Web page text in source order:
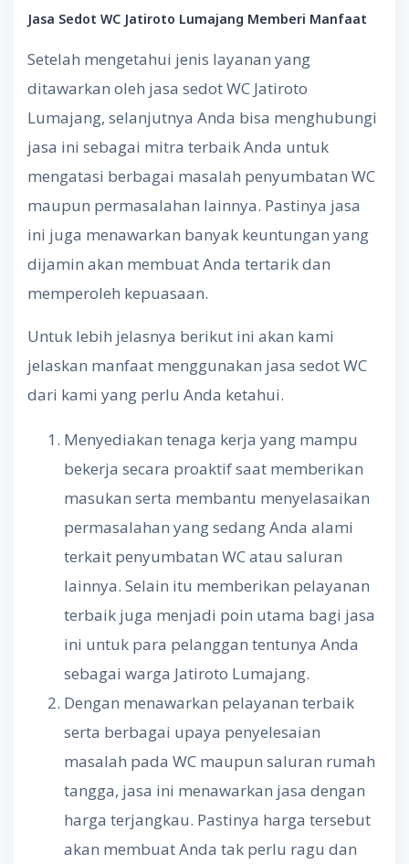
Jasa Sedot WC Jatiroto Lumajang Memberi Manfaat
Setelah mengetahui jenis layanan yang
ditawarkan oleh jasa sedot WC Jatiroto
Lumajang, selanjutnya Anda bisa menghubungi
jasa ini sebagai mitra terbaik Anda untuk
mengatasi berbagai masalah penyumbatan WC
maupun permasalahan lainnya. Pastinya jasa
ini juga menawarkan banyak keuntungan yang
dijamin akan membuat Anda tertarik dan
memperoleh kepuasaan.
Untuk lebih jelasnya berikut ini akan kami
jelaskan manfaat menggunakan jasa sedot WC
dari kami yang perlu Anda ketahui.
Menyediakan tenaga kerja yang mampu
bekerja secara proaktif saat memberikan
masukan serta membantu menyelasaikan
permasalahan yang sedang Anda alami
terkait penyumbatan WC atau saluran
lainnya. Selain itu memberikan pelayanan
terbaik juga menjadi poin utama bagi jasa
ini untuk para pelanggan tentunya Anda
sebagai warga Jatiroto Lumajang.
Dengan menawarkan pelayanan terbaik
serta berbagai upaya penyelesaian
masalah pada WC maupun saluran rumah
tangga, jasa ini menawarkan jasa dengan
harga terjangkau. Pastinya harga tersebut
akan membuat Anda tak perlu ragu dan